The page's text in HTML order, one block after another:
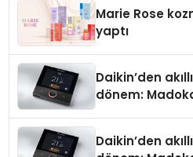
Marie Rose
yaptı
Daikin’den
dönem:
Daikin’den